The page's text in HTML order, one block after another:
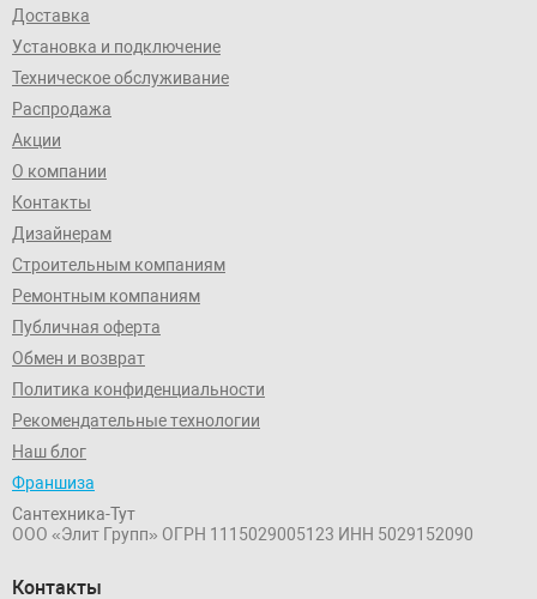
Доставка
Установка и подключение
Техническое обслуживание
Распродажа
Акции
О компании
Контакты
Дизайнерам
Строительным компаниям
Ремонтным компаниям
Публичная оферта
Обмен и возврат
Политика конфиденциальности
Рекомендательные технологии
Наш блог
Франшиза
Сантехника-Тут
ООО «Элит Групп» ОГРН 1115029005123 ИНН 5029152090
Контакты